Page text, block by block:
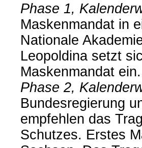
Phase 1,
Maskenmandat in
Nationale
Leopoldina setzt
Maskenmandat ein.
Phase 2,
Bundesregierung
empfehlen das
Schutzes. Erstes